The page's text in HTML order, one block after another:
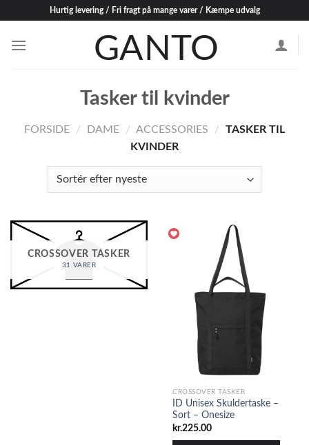
content
Hurtig levering / Fri fragt på mange varer / Kæmpe udvalg
Tasker til kvinder
FORSIDE / DAME / ACCESSORIES /
TASKER TIL
KVINDER
CROSSOVER TASKER
31 VARER
CROSSOVER TASKER
ID Unisex Skuldertaske –
Sort – Onesize
kr.225.00